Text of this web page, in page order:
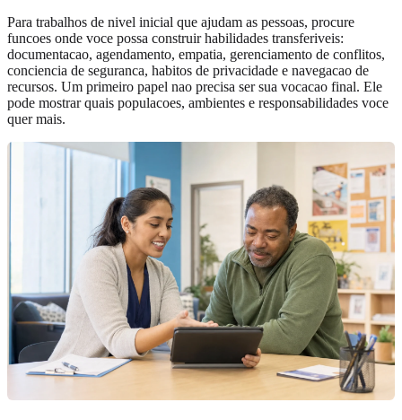
Para trabalhos de nivel inicial que ajudam as pessoas, procure
funcoes onde voce possa construir habilidades transferiveis:
documentacao, agendamento, empatia, gerenciamento de conflitos,
conciencia de seguranca, habitos de privacidade e navegacao de
recursos. Um primeiro papel nao precisa ser sua vocacao final. Ele
pode mostrar quais populacoes, ambientes e responsabilidades voce
quer mais.